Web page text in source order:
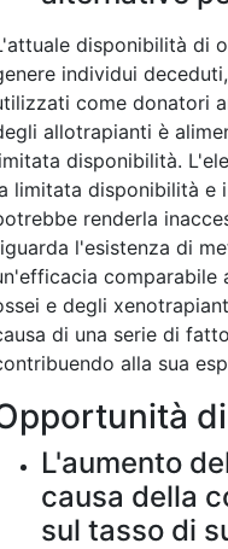
disponibilità di
individui
come donatori
allotrapianti è
disponibilità.
limitata disponibilità e
renderla
l'esistenza di
comparabile
e degli
di una serie di
alla sua
L'aumento
causa della
sul tasso di